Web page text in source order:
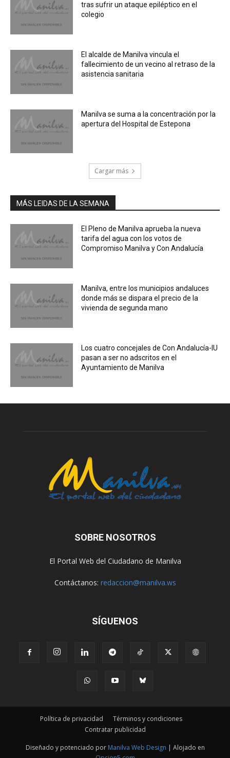
tras sufrir un ataque epiléptico en el
colegio
El alcalde de Manilva vincula el
fallecimiento de un vecino al retraso de la
asistencia sanitaria
Manilva se suma a la concentración por la
apertura del Hospital de Estepona
Cargar más
MÁS LEIDAS DE LA SEMANA
El Pleno de Manilva aprueba la nueva
tarifa del agua con los votos de
Compromiso Manilva y Con Andalucía
Manilva, entre los municipios andaluces
donde más se dispara el precio de la
vivienda de segunda mano
Los cuatro concejales de Con Andalucía-IU
pasan a ser no adscritos en el
Ayuntamiento de Manilva
SOBRE NOSOTROS
El Portal Web del Ciudadano de Manilva
Contáctanos: redaccion@manilva.ws
SÍGUENOS
Política de privacidad
Términos y condiciones
Contratar publicidad
Diseñado y potenciado por Manilva Web Design | Alojado en